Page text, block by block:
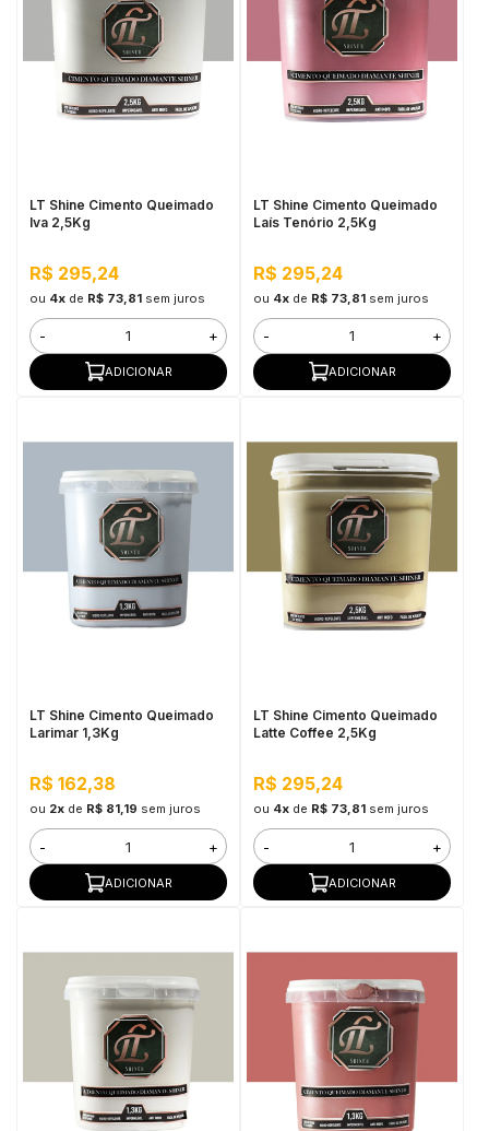
LT Shine Cimento Queimado
Iva 2,5Kg
R$ 295,24
ou 4xde R$ 73,81 sem juros
- +
ADICIONAR
LT Shine Cimento Queimado
Laís Tenório 2,5Kg
R$ 295,24
ou 4xde R$ 73,81 sem juros
- +
ADICIONAR
LT Shine Cimento Queimado
Larimar 1,3Kg
R$ 162,38
ou 2xde R$ 81,19 sem juros
- +
ADICIONAR
LT Shine Cimento Queimado
Latte Coffee 2,5Kg
R$ 295,24
ou 4xde R$ 73,81 sem juros
- +
ADICIONAR